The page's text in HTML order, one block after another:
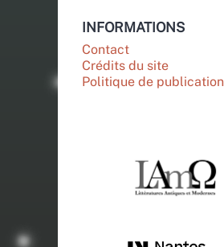
INFORMATIONS
Contact
Crédits du site
Politique de publication